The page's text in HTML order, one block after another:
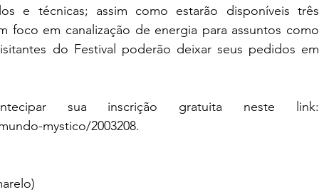
e técnicas; assim como estarão disponíveis três
foco em canalização de energia para assuntos como
do Festival poderão deixar seus pedidos em
mystico/2003208.